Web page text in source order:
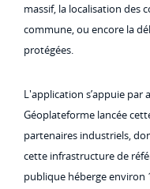
massif, la localisation des
commune, ou encore la
protégées.
L'application s’appuie par
Géoplateforme lancée
partenaires industriels,
cette infrastructure de
publique héberge environ